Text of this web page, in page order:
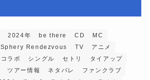
2024年 be there CD
MC
Sphery Rendezvous TV
アニメ
コラボ シングル セトリ
タイアップ
ツアー情報 ネタバレ
ファンクラブ